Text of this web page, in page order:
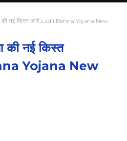
की नई किस्त जारी,Ladli Behna Yojana New
की नई किस्त
Yojana New